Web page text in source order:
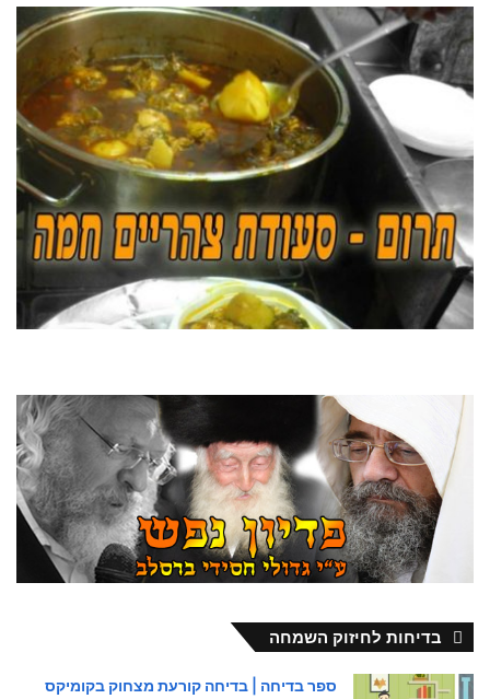
בדיחות לחיזוק השמחה
ספר בדיחה | בדיחה קורעת מצחוק בקומיקס